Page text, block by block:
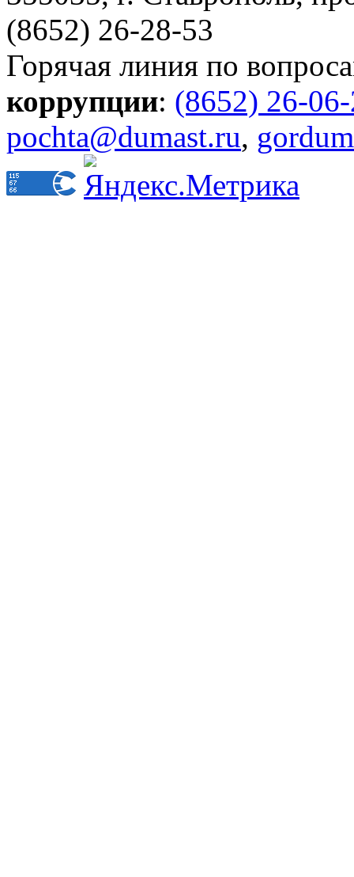
(8652) 26-28-53
Горячая линия по
коррупции: (8652) 26-
pochta@dumast.ru,